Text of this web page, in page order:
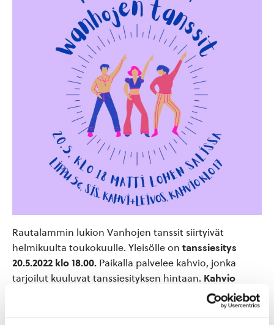
Rautalammin lukion Vanhojen tanssit siirtyivät
helmikuulta toukokuulle. Yleisölle on tanssiesitys
20.5.2022 klo 18.00. Paikalla palvelee kahvio, jonka
tarjoilut kuuluvat tanssiesityksen hintaan. Kahvio
Esityksen hinta on 5 €.